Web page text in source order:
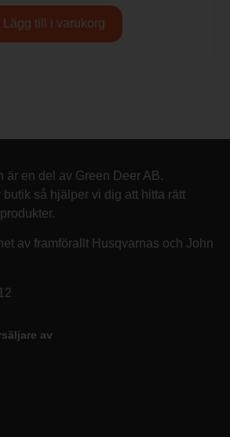
Lägg till i varukorg
är en del av Green Deer AB.
så hjälper vi dig att hitta rätt
av framförallt Husqvarnas och John
av